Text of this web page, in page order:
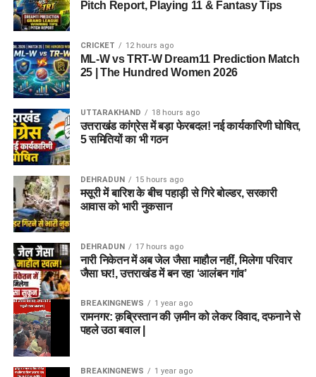
Pitch Report, Playing 11 & Fantasy Tips
CRICKET 12 hours ago
ML-W vs TRT-W Dream11 Prediction Match
25 | The Hundred Women 2026
UTTARAKHAND 18 hours ago
उत्तराखंड कांग्रेस में बड़ा फेरबदल! नई कार्यकारिणी घोषित,
5 समितियों का भी गठन
DEHRADUN 15 hours ago
मसूरी में बारिश के बीच पहाड़ी से गिरे बोल्डर, सरकारी
आवास को भारी नुकसान
DEHRADUN 17 hours ago
नारी निकेतन में अब जेल जैसा माहौल नहीं, मिलेगा परिवार
जैसा घर!, उत्तराखंड में बन रहा ‘आलंबन गांव’
BREAKINGNEWS 1 year ago
रामनगर: क़ब्रिस्तान की ज़मीन को लेकर विवाद, दफनाने से
पहले उठा बवाल |
BREAKINGNEWS 1 year ago